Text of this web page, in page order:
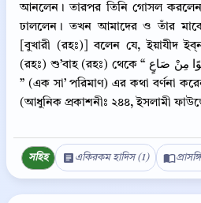
আনলেন। তারপর তিনি গোসল করলেন
ঢাললেন। তখন আমাদের ও তাঁর
[বুখারী (রহঃ)] বলেন যে, ইয়াযীদ
(রহঃ) শু’বাহ (রহঃ) থেকে “ نَحْوًا مِنْ صَاعٍ ” এর পরিবর্তে “ قَدْرِ صَاعٍ
” (এক সা’ পরিমাণ) এর কথা বর্ণনা
(আধুনিক প্রকাশনীঃ ২৪৪, ইসলামী
সহিহ একিরকম হাদিস (1)